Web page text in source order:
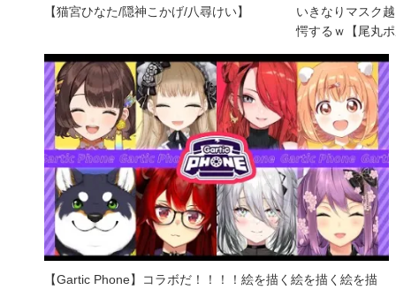
【猫宮ひなた/隠神こかげ/八尋けい】
いきなりマスク
愕するｗ【尾丸
【Gartic Phone】コラボだ！！！！絵を描く絵を描く絵を描